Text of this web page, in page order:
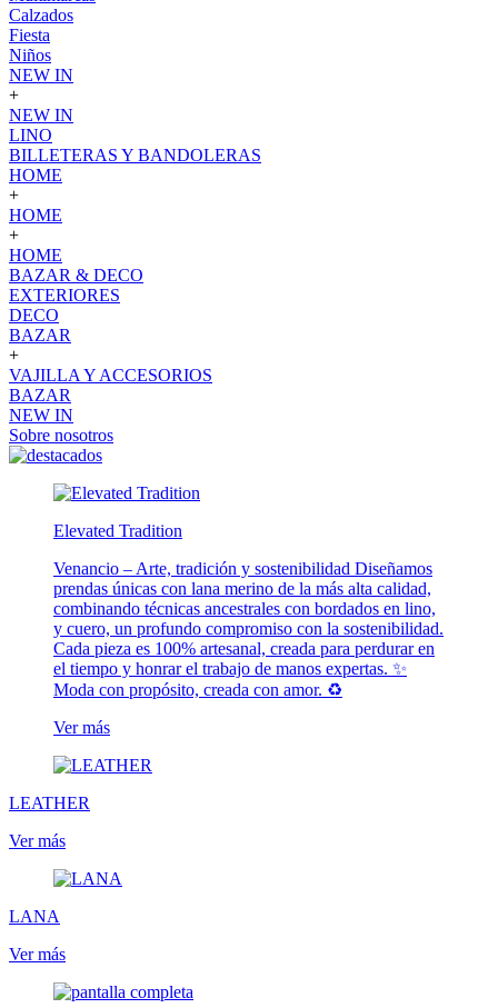
Calzados
Fiesta
Niños
NEW IN
+
NEW IN
LINO
BILLETERAS Y BANDOLERAS
HOME
+
HOME
+
HOME
BAZAR & DECO
EXTERIORES
DECO
BAZAR
+
VAJILLA Y ACCESORIOS
BAZAR
NEW IN
Sobre nosotros
Elevated Tradition
Venancio – Arte, tradición y sostenibilidad Diseñamos
prendas únicas con lana merino de la más alta calidad,
combinando técnicas ancestrales con bordados en lino,
y cuero, un profundo compromiso con la sostenibilidad.
Cada pieza es 100% artesanal, creada para perdurar en
el tiempo y honrar el trabajo de manos expertas. ✨
Moda con propósito, creada con amor. ♻️
Ver más
LEATHER
Ver más
LANA
Ver más